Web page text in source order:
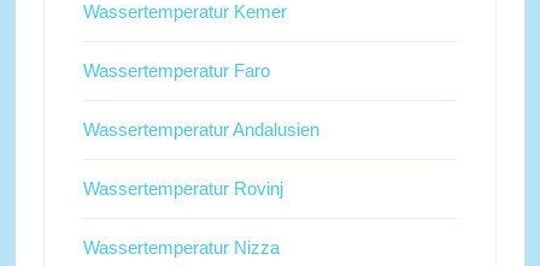
Wassertemperatur Kemer
Wassertemperatur Faro
Wassertemperatur Andalusien
Wassertemperatur Rovinj
Wassertemperatur Nizza